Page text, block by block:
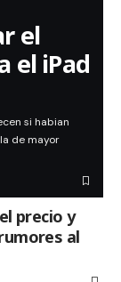
el
el iPad
si habian
de mayor
precio y
al